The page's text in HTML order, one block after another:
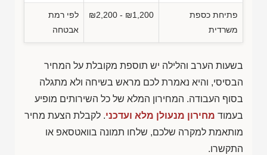
פתיחת כספת
משרדית
₪2,200 - ₪1,200
לפי רמת
אבטחה
בשעות הערב והלילה יש תוספת מקובלת על המחיר
הבסיסי, והיא נאמרת לכם מראש בשיחה ולא מתגלה
בסוף העבודה. המחירון המלא של כל השירותים מופיע
בעמוד מחירון מנעולן מלא ועדכני. לקבלת הצעת מחיר
מותאמת למקרה שלכם, שלחו תמונה בוואטסאפ או
התקשרו.